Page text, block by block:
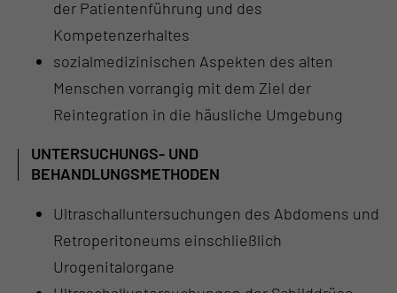
der Patientenführung und des
Kompetenzerhaltes
sozialmedizinischen Aspekten des alten
Menschen vorrangig mit dem Ziel der
Reintegration in die häusliche Umgebung
UNTERSUCHUNGS- UND
BEHANDLUNGSMETHODEN
Ultraschalluntersuchungen des Abdomens und
Retroperitoneums einschließlich
Urogenitalorgane